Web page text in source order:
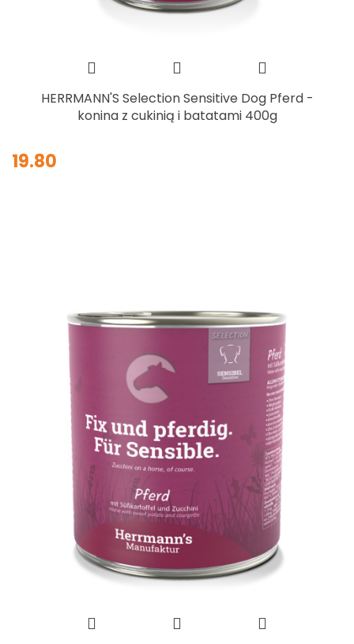
HERRMANN'S Selection Sensitive Dog Pferd -
konina z cukinią i batatami 400g
19.80